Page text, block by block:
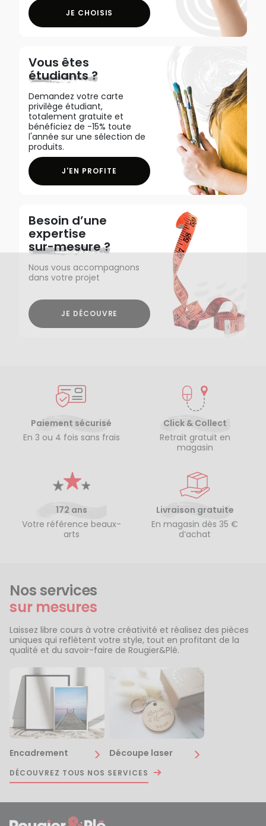
JE CHOISIS
Vous êtes
étudiants ?
Demandez votre carte
privilège étudiant,
totalement gratuite et
bénéficiez de -15% toute
l'année sur une sélection de
produits.
J'EN PROFITE
Besoin d’une
expertise
sur-mesure ?
Nous vous accompagnons
dans votre projet
JE DÉCOUVRE
Paiement sécurisé
En 3 ou 4 fois sans frais
Click & Collect
Retrait gratuit en
magasin
172 ans
Votre référence beaux-
arts
Livraison gratuite
En magasin dès 35 €
d’achat
Nos services
sur mesures
Laissez libre cours à votre créativité et réalisez des pièces
uniques qui reflètent votre style, tout en profitant de la
qualité et du savoir-faire de Rougier&Plé.
Encadrement Découpe laser
DÉCOUVREZ TOUS NOS SERVICES